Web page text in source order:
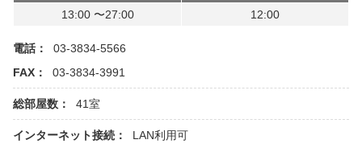
13:00 〜27:00
12:00
電話：
03-3834-5566
FAX：
03-3834-3991
総部屋数： 41室
インターネット接続： LAN利用可